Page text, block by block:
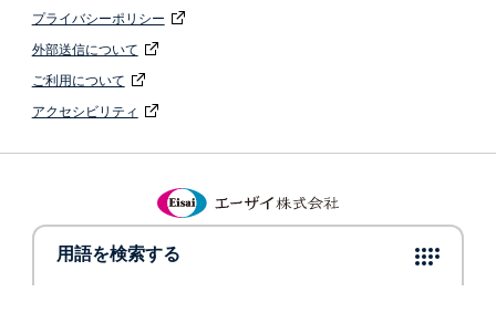
用語を検索する
プライバシーポリシー
外部送信について
ご利用について
アクセシビリティ